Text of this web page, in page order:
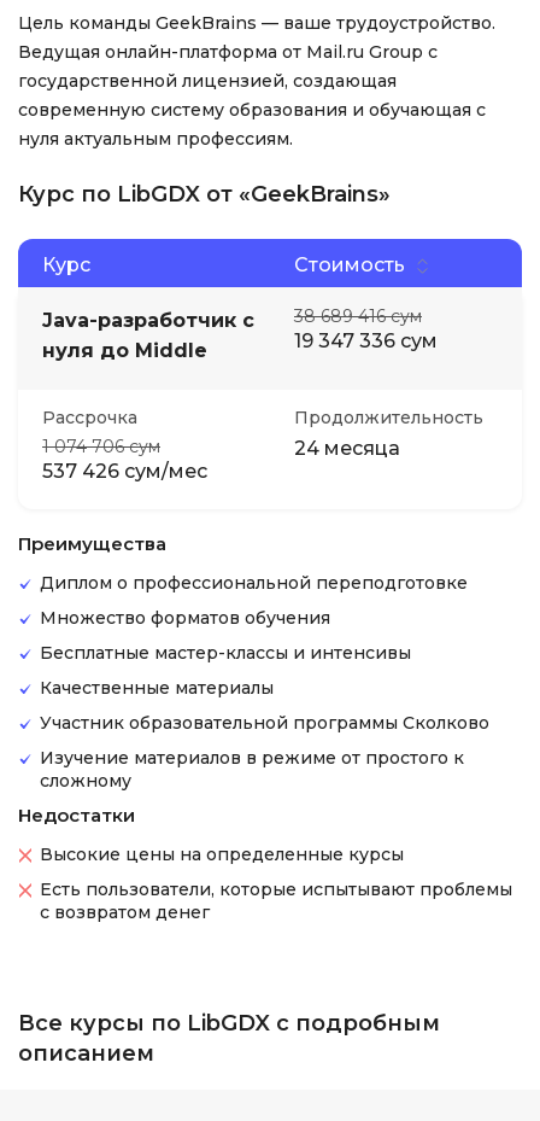
Цель команды GeekBrains — ваше трудоустройство.
Ведущая онлайн-платформа от Mail.ru Group с
государственной лицензией, создающая
современную систему образования и обучающая с
нуля актуальным профессиям.
Курс по LibGDX от «GeekBrains»
Курс Стоимость
Java-разработчик с
нуля до Middle
38 689 416 сум
19 347 336 сум
Рассрочка
1 074 706 сум
537 426 сум/мес
Продолжительность
24 месяца
Преимущества
Диплом о профессиональной переподготовке
Множество форматов обучения
Бесплатные мастер-классы и интенсивы
Качественные материалы
Участник образовательной программы Сколково
Изучение материалов в режиме от простого к
сложному
Недостатки
Высокие цены на определенные курсы
Есть пользователи, которые испытывают проблемы
с возвратом денег
Все курсы по LibGDX с подробным
описанием